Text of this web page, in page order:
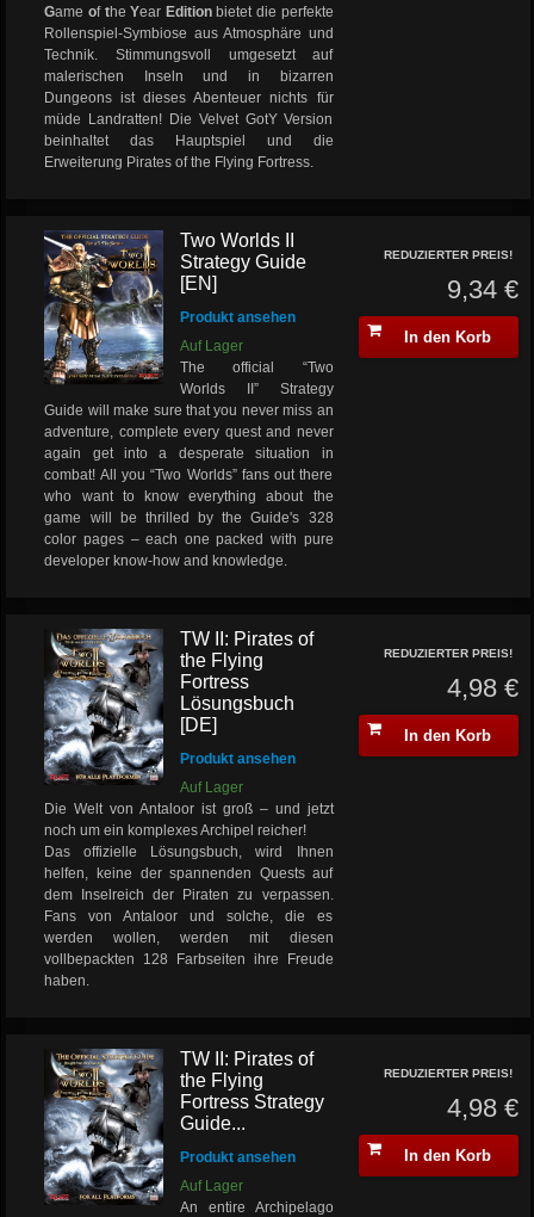
Game of the Year Editionbietet die perfekte
Rollenspiel-Symbiose aus Atmosphäre und
Technik. Stimmungsvoll umgesetzt auf
malerischen Inseln und in bizarren
Dungeons ist dieses Abenteuer nichts für
müde Landratten! Die Velvet GotY Version
beinhaltet das Hauptspiel und die
Erweiterung Pirates of the Flying Fortress.
Two Worlds II
Strategy Guide
[EN]
Produkt ansehen
Auf Lager
The official “Two
Worlds II” Strategy
Guide will make sure that you never miss an
adventure, complete every quest and never
again get into a desperate situation in
combat! All you “Two Worlds” fans out there
who want to know everything about the
game will be thrilled by the Guide's 328
color pages – each one packed with pure
developer know-how and knowledge.
REDUZIERTER PREIS!
9,34 €
In den Korb
TW II: Pirates of
the Flying
Fortress
Lösungsbuch
[DE]
Produkt ansehen
Auf Lager
Die Welt von Antaloor ist groß – und jetzt
noch um ein komplexes Archipel reicher!
Das offizielle Lösungsbuch, wird Ihnen
helfen, keine der spannenden Quests auf
dem Inselreich der Piraten zu verpassen.
Fans von Antaloor und solche, die es
werden wollen, werden mit diesen
vollbepackten 128 Farbseiten ihre Freude
haben.
REDUZIERTER PREIS!
4,98 €
In den Korb
TW II: Pirates of
the Flying
Fortress Strategy
Guide...
Produkt ansehen
Auf Lager
An entire Archipelago
REDUZIERTER PREIS!
4,98 €
In den Korb